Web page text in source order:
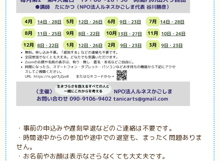
・事前の申込みや遅刻早退などのご連絡は不要です。
・時間途中からの参加や途中での退室も、まったく問題ありま
せん。
・お名前やお顔は表示なさらなくても大丈夫です。